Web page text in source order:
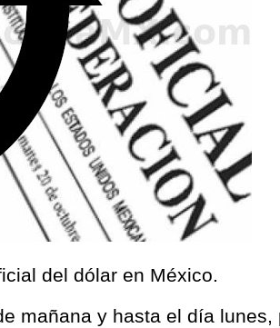
del dólar en México.
mañana y hasta el día